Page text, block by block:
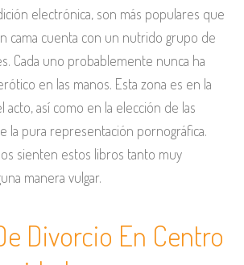
electrónica, son más populares que
cama cuenta con un nutrido grupo de
Cada uno probablemente nunca ha
en las manos. Esta zona es en la
así como en la elección de las
la pura representación pornográfica.
sienten estos libros tanto muy
manera vulgar.
Divorcio En Centro